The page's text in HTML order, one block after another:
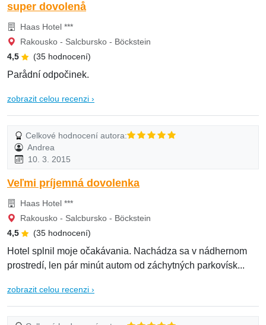
super dovolenå
Haas Hotel ***
Rakousko - Salcbursko - Böckstein
4,5
(35 hodnocení)
Parådní odpočinek.
zobrazit celou recenzi ›
Celkové hodnocení autora:
Andrea
10. 3. 2015
Veľmi príjemná dovolenka
Haas Hotel ***
Rakousko - Salcbursko - Böckstein
4,5
(35 hodnocení)
Hotel splnil moje očakávania. Nachádza sa v nádhernom
prostredí, len pár minút autom od záchytných parkovísk...
zobrazit celou recenzi ›